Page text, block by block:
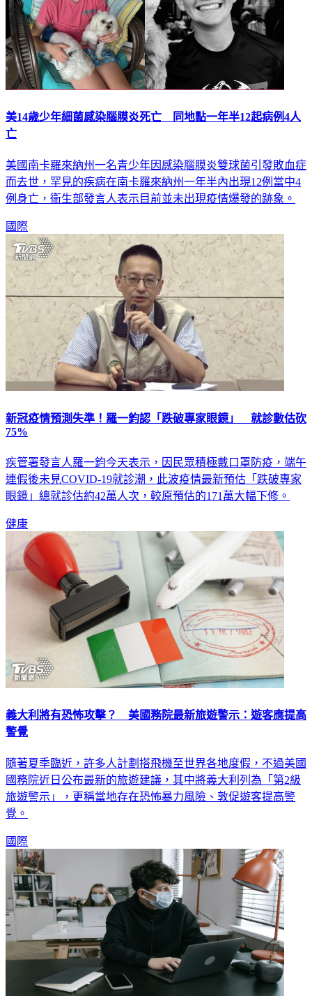
美14歲少年細菌感染腦膜炎死亡 同地點一年半12起病例4人
亡
美國南卡羅來納州一名青少年因感染腦膜炎雙球菌引發敗血症
而去世，罕見的疾病在南卡羅來納州一年半內出現12例當中4
例身亡，衛生部發言人表示目前並未出現疫情爆發的跡象。
國際
新冠疫情預測失準！羅一鈞認「跌破專家眼鏡」 就診數估砍
75%
疾管署發言人羅一鈞今天表示，因民眾積極戴口罩防疫，端午
連假後未見COVID-19就診潮，此波疫情最新預估「跌破專家
眼鏡」總就診估約42萬人次，較原預估的171萬大幅下修。
健康
義大利將有恐怖攻擊？ 美國務院最新旅遊警示：遊客應提高
警覺
隨著夏季臨近，許多人計劃搭飛機至世界各地度假，不過美國
國務院近日公布最新的旅遊建議，其中將義大利列為「第2級
旅遊警示」，更稱當地存在恐怖暴力風險、敦促遊客提高警
覺。
國際